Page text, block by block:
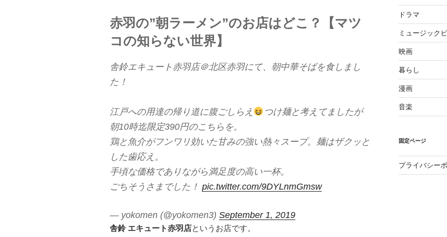
赤羽の”朝ラーメン”のお店はどこ？【マツ
コの知らない世界】
舎鈴エキュート赤羽店＠北区赤羽にて、朝中華そばを食しまし
た！
江戸への用達の帰り道に腹ごしらえ
つけ麺と考えてましたが
朝10時迄限定390円のこちらを。
鶏と魚介がフンワリ効いた甘みの強い熱々スープ。麺はザクッと
した歯応え。
手頃な価格でありながら満足度の高い一杯。
ごちそうさまでした！ pic.twitter.com/9DYLnmGmsw
— yokomen (@yokomen3) September 1, 2019
舎鈴 エキュート赤羽店というお店です。
ドラマ
ミュージック
映画
暮らし
漫画
音楽
固定ページ
プライバシー